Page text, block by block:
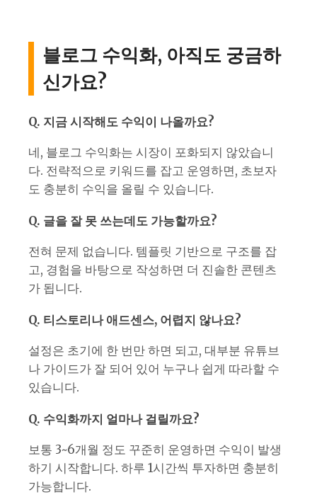
블로그 수익화, 아직도 궁금하
신가요?
Q. 지금 시작해도 수익이 나올까요?
네, 블로그 수익화는 시장이 포화되지 않았습니
다. 전략적으로 키워드를 잡고 운영하면, 초보자
도 충분히 수익을 올릴 수 있습니다.
Q. 글을 잘 못 쓰는데도 가능할까요?
전혀 문제 없습니다. 템플릿 기반으로 구조를 잡
고, 경험을 바탕으로 작성하면 더 진솔한 콘텐츠
가 됩니다.
Q. 티스토리나 애드센스, 어렵지 않나요?
설정은 초기에 한 번만 하면 되고, 대부분 유튜브
나 가이드가 잘 되어 있어 누구나 쉽게 따라할 수
있습니다.
Q. 수익화까지 얼마나 걸릴까요?
보통 3~6개월 정도 꾸준히 운영하면 수익이 발생
하기 시작합니다. 하루 1시간씩 투자하면 충분히
가능합니다.